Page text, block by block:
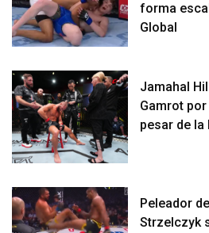
forma
Global
Jamahal
Gamrot
pesar de la
Peleador
Strzelczyk